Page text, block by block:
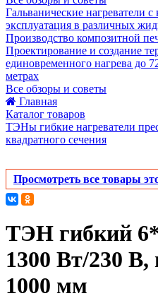
Гальванические нагреватели
эксплуатация в различных
Производство композитной
Проектирование и создание
единовременного нагрева до
метрах
Все обзоры и советы
Главная
Каталог товаров
ТЭНы гибкие нагреватели
квадратного сечения
Просмотреть все товары
ТЭН гибкий
1300 Вт/230 В,
1000 мм